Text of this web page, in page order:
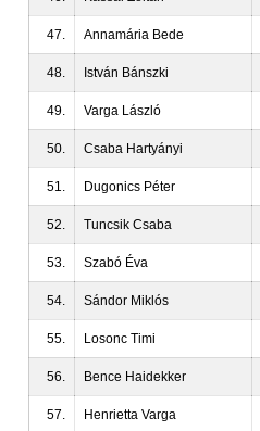
47. Annamária Bede
48. István Bánszki
49. Varga László
50. Csaba Hartyányi
51. Dugonics Péter
52. Tuncsik Csaba
53. Szabó Éva
54. Sándor Miklós
55. Losonc Timi
56. Bence Haidekker
57. Henrietta Varga